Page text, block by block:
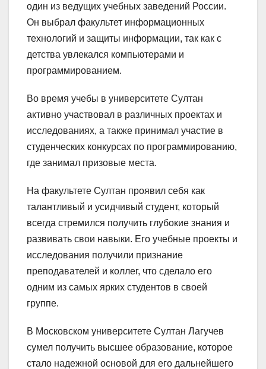
один из ведущих учебных заведений России.
Он выбрал факультет информационных
технологий и защиты информации, так как с
детства увлекался компьютерами и
программированием.
Во время учебы в университете Султан
активно участвовал в различных проектах и
исследованиях, а также принимал участие в
студенческих конкурсах по программированию,
где занимал призовые места.
На факультете Султан проявил себя как
талантливый и усидчивый студент, который
всегда стремился получить глубокие знания и
развивать свои навыки. Его учебные проекты и
исследования получили признание
преподавателей и коллег, что сделало его
одним из самых ярких студентов в своей
группе.
В Московском университете Султан Лагучев
сумел получить высшее образование, которое
стало надежной основой для его дальнейшего